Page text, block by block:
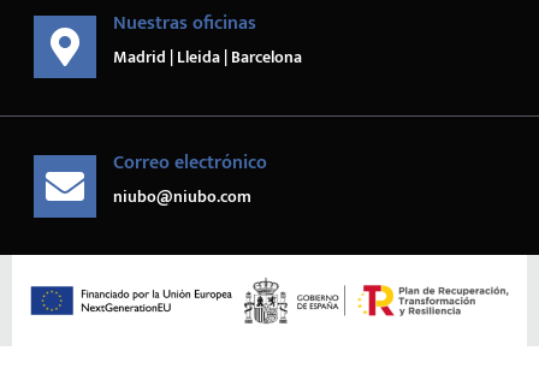
Nuestras oficinas
Madrid | Lleida | Barcelona
Correo electrónico
niubo@niubo.com